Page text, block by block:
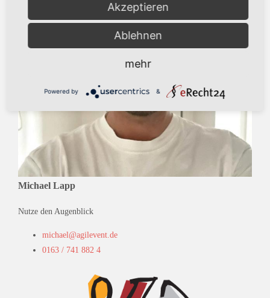
Michael Lapp
Nutze den Augenblick
michael@agilevent.de
0163 / 741 882 4
Akzeptieren
Ablehnen
mehr
Powered by &